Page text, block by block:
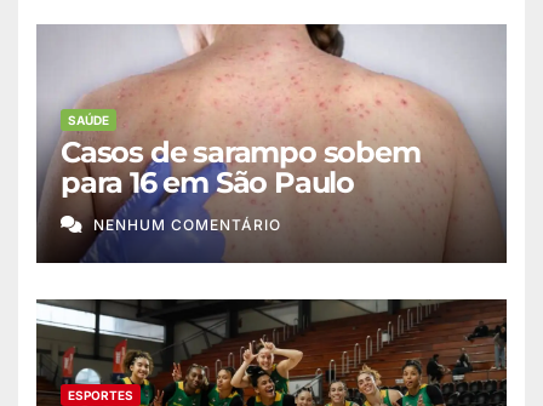
SAÚDE
Casos de sarampo sobem
para 16 em São Paulo
NENHUM COMENTÁRIO
ESPORTES